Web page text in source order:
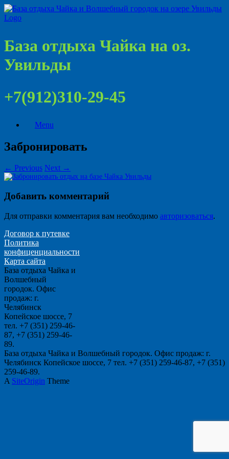
База отдыха Чайка на оз.
Увильды
+7(912)310-29-45
Menu
Забронировать
← Previous Next →
Добавить комментарий
Для отправки комментария вам необходимо авторизоваться.
Договор к путевке
Политика
конфиценциальности
Карта сайта
База отдыха Чайка и
Волшебный
городок. Офис
продаж: г.
Челябинск
Копейское шоссе, 7
тел. +7 (351) 259-46-
87, +7 (351) 259-46-
89.
База отдыха Чайка и Волшебный городок. Офис продаж: г.
Челябинск Копейское шоссе, 7 тел. +7 (351) 259-46-87, +7 (351)
259-46-89.
A SiteOrigin Theme